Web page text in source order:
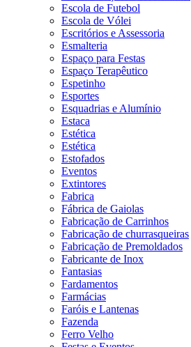
Escola de Futebol
Escola de Vólei
Escritórios e Assessoria
Esmalteria
Espaço para Festas
Espaço Terapêutico
Espetinho
Esportes
Esquadrias e Alumínio
Estaca
Estética
Estética
Estofados
Eventos
Extintores
Fabrica
Fábrica de Gaiolas
Fabricação de Carrinhos
Fabricação de churrasqueiras
Fabricação de Premoldados
Fabricante de Inox
Fantasias
Fardamentos
Farmácias
Faróis e Lantenas
Fazenda
Ferro Velho